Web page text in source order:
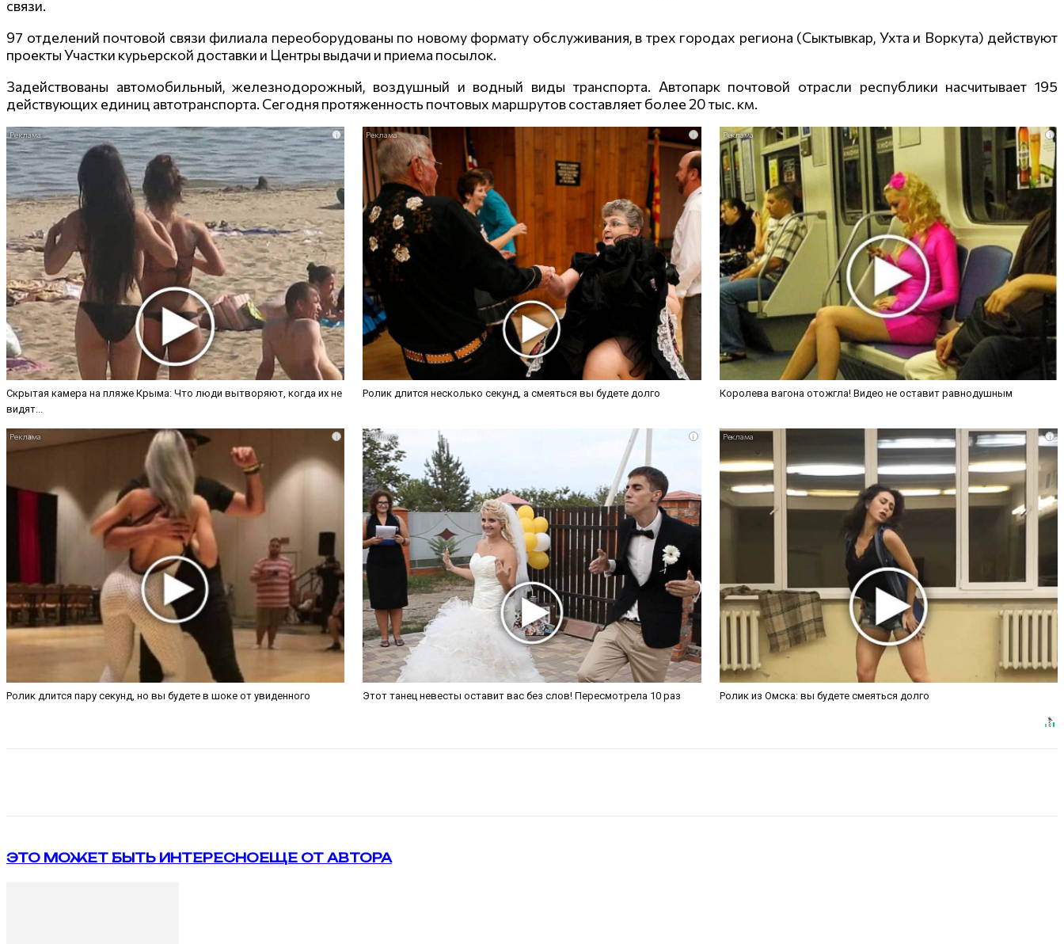
связи.
97 отделений почтовой связи филиала переоборудованы по новому формату обслуживания, в трех городах региона (Сыктывкар, Ухта и Воркута) действуют
проекты Участки курьерской доставки и Центры выдачи и приема посылок.
Задействованы автомобильный, железнодорожный, воздушный и водный виды транспорта. Автопарк почтовой отрасли республики насчитывает 195
действующих единиц автотранспорта. Сегодня протяженность почтовых маршрутов составляет более 20 тыс. км.
i
Скрытая камера на пляже Крыма: Что люди вытворяют, когда их не
видят...
i
Ролик длится несколько секунд, а смеяться вы будете долго
i
Королева вагона отожгла! Видео не оставит равнодушным
i
Ролик длится пару секунд, но вы будете в шоке от увиденного
i
Этот танец невесты оставит вас без слов! Пересмотрела 10 раз
i
Ролик из Омска: вы будете смеяться долго
ЭТО МОЖЕТ БЫТЬ ИНТЕРЕСНОЕЩЕ ОТ АВТОРА